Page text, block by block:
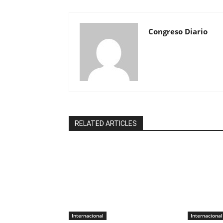
Congreso Diario
RELATED ARTICLES
Internacional Internacional